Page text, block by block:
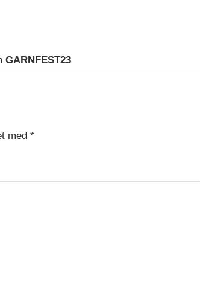
GARNFEST23
med *